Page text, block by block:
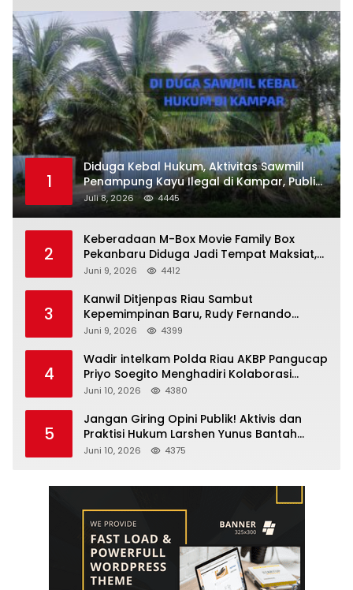
1
Diduga Kebal Hukum, Aktivitas Sawmill
Penampung Kayu Ilegal di Kampar, Publik
Soroti Komitmen Penegakan Hukum Polres
Kampar
Juli 8, 2026 4445
2
Keberadaan M-Box Movie Family Box
Pekanbaru Diduga Jadi Tempat Maksiat,
Warga Resah Minta Pemerintah Lakukan
Juni 9, 2026 4412
3
Kanwil Ditjenpas Riau Sambut
Kepemimpinan Baru, Rudy Fernando
Sianturi Resmi Menjabat Kakanwil
Juni 9, 2026 4399
4
Wadir intelkam Polda Riau AKBP Pangucap
Priyo Soegito Menghadiri Kolaborasi
Selamatkan Lingkungan Cegah Karhutla
Juni 10, 2026 4380
5
Jangan Giring Opini Publik! Aktivis dan
Praktisi Hukum Larshen Yunus Bantah
Tuduhan Soal Gelar Profesor Sufmi Dasco
Juni 10, 2026 4375